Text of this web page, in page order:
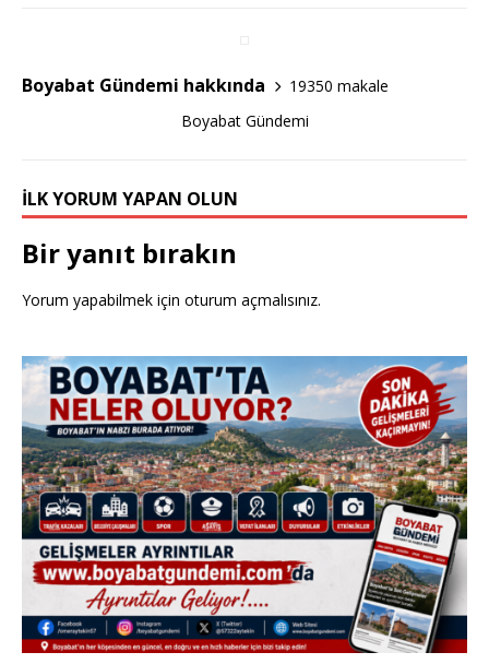
o
Boyabat Gündemi hakkında
19350 makale
Boyabat Gündemi
İLK YORUM YAPAN OLUN
Bir yanıt bırakın
Yorum yapabilmek için oturum açmalısınız.